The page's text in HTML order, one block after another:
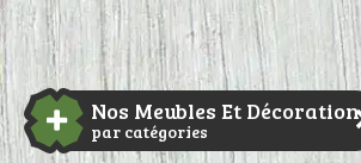
Nos Meubles Et Décoration
par catégories